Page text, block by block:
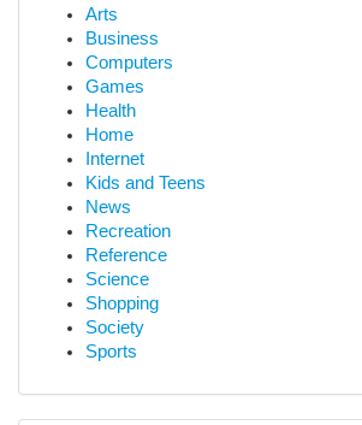
Arts
Business
Computers
Games
Health
Home
Internet
Kids and Teens
News
Recreation
Reference
Science
Shopping
Society
Sports